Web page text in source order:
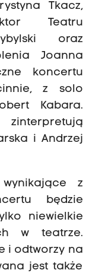
Tkacz,
Teatru
oraz
Joanna
koncertu
z solo
Kabara.
zinterpretują
i Andrzej
z
będzie
niewielkie
w teatrze.
i odtworzy na
jest także